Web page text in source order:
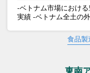
-ベトナム市場におけ
実績 -ベトナム全土の
食品製